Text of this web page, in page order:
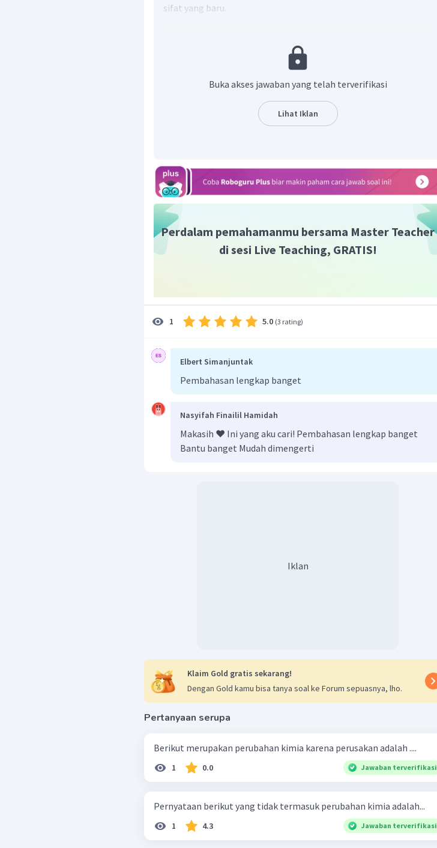
sifat yang baru.
Perubahan suhu = suhu materi menjadi lebih tinggi atau
dan sesudah reaksi berbeda
Perubahan gas = setelah reaksi terdapat gas yang keluar
yang dapat menghasilkan bau
Selain itu, dalam kimia juga terdapatHukum Kekekalan
Massa
"Massa sebelum dan setelah reaksi adalah sama
Jadi, jawaban benar adalah B.
Buka akses jawaban yang telah terverifikasi
Lihat Iklan
Perdalam pemahamanmu bersama Master Teacher
di sesi Live Teaching, GRATIS!
1 5.0 (3 rating)
Elbert Simanjuntak
Pembahasan lengkap banget
Nasyifah Finailil Hamidah
Makasih ❤️ Ini yang aku cari! Pembahasan lengkap banget
Bantu banget Mudah dimengerti
Iklan
Klaim Gold gratis sekarang!
Dengan Gold kamu bisa tanya soal ke Forum sepuasnya, lho.
Pertanyaan serupa
Berikut merupakan perubahan kimia karena perusakan adalah ....
1 0.0 Jawaban terverifikasi
Pernyataan berikut yang tidak termasuk perubahan kimia adalah...
1 4.3 Jawaban terverifikasi